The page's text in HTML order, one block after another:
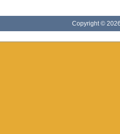
Copyright ©